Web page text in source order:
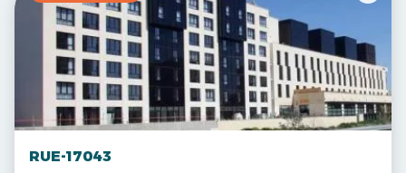
RUE-17043